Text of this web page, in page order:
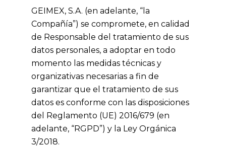
GEIMEX, S.A. (en adelante, “la
Compañía”) se compromete, en calidad
de Responsable del tratamiento de sus
datos personales, a adoptar en todo
momento las medidas técnicas y
organizativas necesarias a fin de
garantizar que el tratamiento de sus
datos es conforme con las disposiciones
del Reglamento (UE) 2016/679 (en
adelante, “RGPD”) y la Ley Orgánica
3/2018.